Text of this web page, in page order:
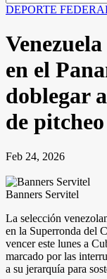
DEPORTE
en el
doblegar
de pitcheo
Feb 24, 2026
Banners Servitel
La selección
en la Superronda del
vencer este lunes a
marcado por las
a su jerarquía para